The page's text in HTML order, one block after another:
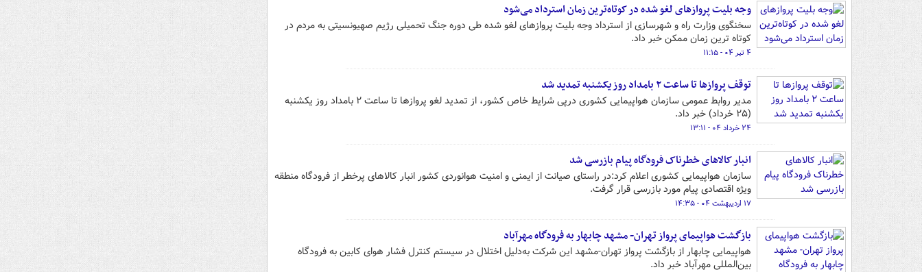
وجه بلیت پروازهای لغو شده در کوتاه‌ترین زمان استرداد می‌شود
سخنگوی وزارت راه و شهرسازی از استرداد وجه بلیت پروازهای لغو شده طی دوره جنگ تحمیلی رژیم صهیونسیتی به مردم در
کوتاه ترین زمان ممکن خبر داد.
۴ تیر ۰۴ - ۱۱:۱۵
توقف پروازها تا ساعت ۲ بامداد روز یکشنبه تمدید شد
مدیر روابط عمومی سازمان هواپیمایی کشوری درپی شرایط خاص کشور، از تمدید لغو پروازها تا ساعت ۲ بامداد روز یکشنبه
(۲۵ خرداد) خبر داد.
۲۴ خرداد ۰۴ - ۱۳:۱۱
انبار کالاهای خطرناک فرودگاه پیام بازرسی شد
سازمان هواپیمایی کشوری اعلام کرد:‌در راستای صیانت از ایمنی و امنیت هوانوردی کشور انبار کالاهای پرخطر از فرودگاه منطقه
ویژه اقتصادی پیام مورد بازرسی قرار گرفت.
۱۷ اردیبهشت ۰۴ - ۱۴:۳۵
بازگشت هواپیمای پرواز تهران- مشهد چابهار به فرودگاه مهرآباد
هواپیمایی چابهار از بازگشت پرواز تهران-مشهد این شرکت به‌دلیل اختلال در سیستم کنترل فشار هوای کابین به فرودگاه
بین‌المللی مهرآباد خبر داد.